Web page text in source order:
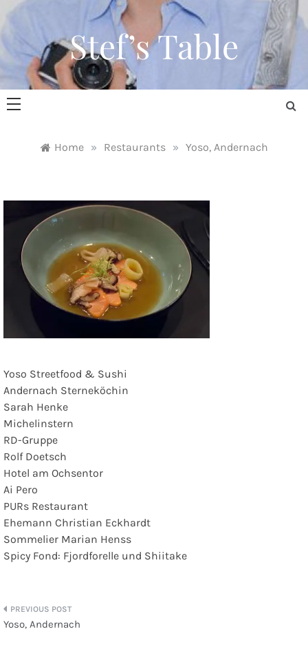
Skip
content
Stef’s Table
Home » Restaurants » Yoso, Andernach
Yoso Streetfood & Sushi
Andernach Sterneköchin
Sarah Henke
Michelinstern
RD-Gruppe
Rolf Doetsch
Hotel am Ochsentor
Ai Pero
PURs Restaurant
Ehemann Christian Eckhardt
Sommelier Marian Henss
Spicy Fond: Fjordforelle und Shiitake
Beitragsnavigation
Yoso, Andernach